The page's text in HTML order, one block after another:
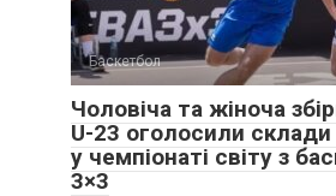
Баскетбол
Чоловіча та жіноча
U-23 оголосили склади
у чемпіонаті світу з
3×3